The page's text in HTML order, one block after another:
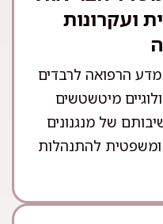
ועקרונות
הרפואה לרבדים
מיטשטשים
של מנגנונים
להתנהלות